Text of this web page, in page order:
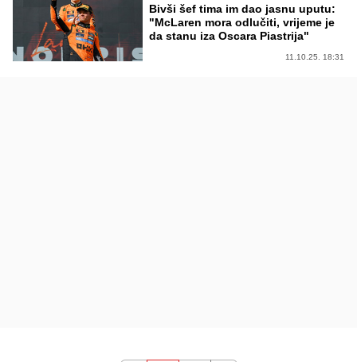
Bivši šef tima im dao jasnu uputu:
"McLaren mora odlučiti, vrijeme je
da stanu iza Oscara Piastrija"
11.10.25. 18:31